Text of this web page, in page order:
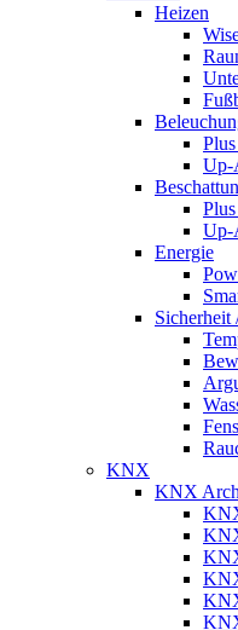
Heizen
Up-
Up-
Energie
Sicherheit
KNX
KNX